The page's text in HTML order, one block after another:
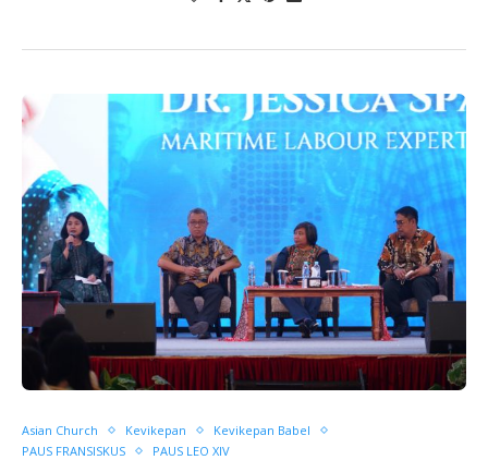
Asian Church Kevikepan
Kevikepan Babel
PAUS FRANSISKUS
PAUS LEO XIV